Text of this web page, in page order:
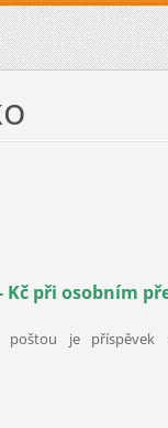
Kč při osobním
poštou je